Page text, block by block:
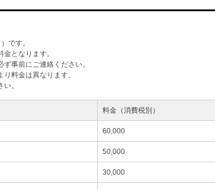
です。
となります。
事前にご連絡ください。
料金は異なります。
。
料金（消費税別）
60,000
50,000
30,000